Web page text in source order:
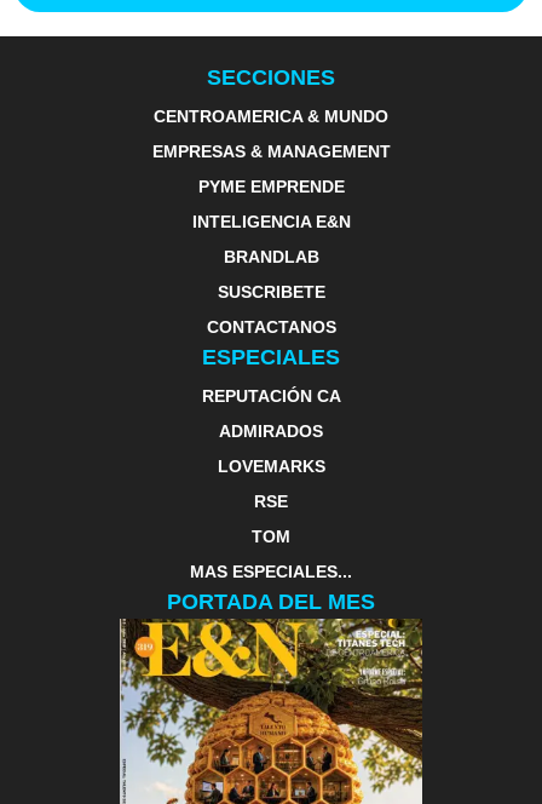
SECCIONES
CENTROAMERICA & MUNDO
EMPRESAS & MANAGEMENT
PYME EMPRENDE
INTELIGENCIA E&N
BRANDLAB
SUSCRIBETE
CONTACTANOS
ESPECIALES
REPUTACIÓN CA
ADMIRADOS
LOVEMARKS
RSE
TOM
MAS ESPECIALES...
PORTADA DEL MES